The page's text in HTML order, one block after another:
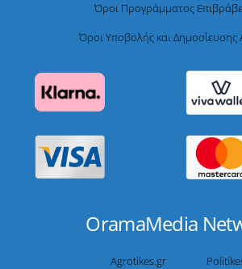
Όροι Προγράμματος
Όροι Υποβολής και Δημοσίευσης
OramaMedia
Agrotikes.gr